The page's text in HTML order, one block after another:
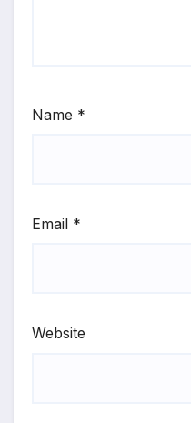
Name *
Email *
Website